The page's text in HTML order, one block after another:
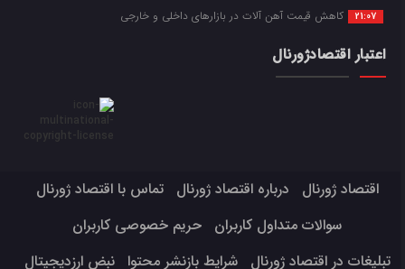
21:07 کاهش قیمت آهن آلات در بازارهای داخلی و خارجی
اعتبار اقتصادژورنال
اقتصاد ژورنال درباره اقتصاد ژورنال
تماس با اقتصاد ژورنال
سوالات متداول کاربران
حریم خصوصی کاربران
تبلیغات در اقتصاد ژورنال
شرایط بازنشر محتوا نبض ارزدیجیتال